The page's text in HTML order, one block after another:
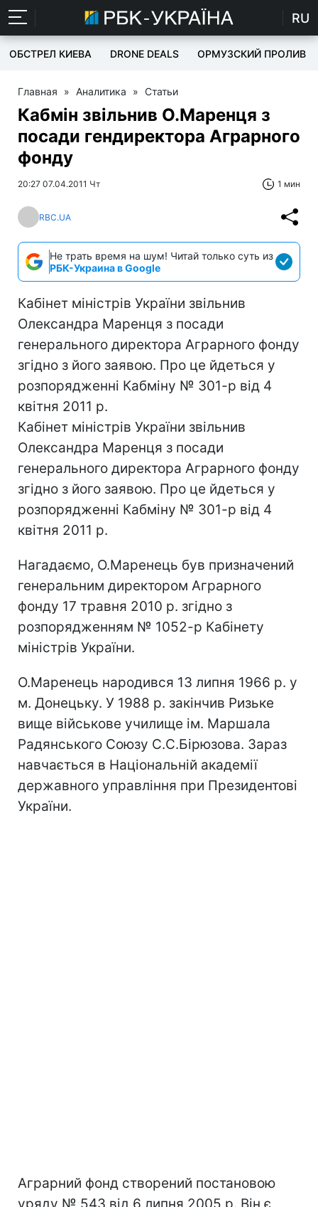
RU
ОБСТРЕЛ КИЕВА DRONE DEALS ОРМУЗСКИЙ ПРОЛИВ
Главная » Аналитика » Статьи
Кабмін звільнив О.Маренця з
посади гендиректора Аграрного
фонду
20:27 07.04.2011 Чт 1 мин
RBC.UA
Не трать время на шум! Читай только суть из
РБК-Украина в Google
Кабінет міністрів України звільнив
Олександра Маренця з посади
генерального директора Аграрного фонду
згідно з його заявою. Про це йдеться у
розпорядженні Кабміну № 301-р від 4
квітня 2011 р.
Кабінет міністрів України звільнив
Олександра Маренця з посади
генерального директора Аграрного фонду
згідно з його заявою. Про це йдеться у
розпорядженні Кабміну № 301-р від 4
квітня 2011 р.
Нагадаємо, О.Маренець був призначений
генеральним директором Аграрного
фонду 17 травня 2010 р. згідно з
розпорядженням № 1052-р Кабінету
міністрів України.
О.Маренець народився 13 липня 1966 р. у
м. Донецьку. У 1988 р. закінчив Ризьке
вище військове училище ім. Маршала
Радянського Союзу С.С.Бірюзова. Зараз
навчається в Національній академії
державного управління при Президентові
України.
Аграрний фонд створений постановою